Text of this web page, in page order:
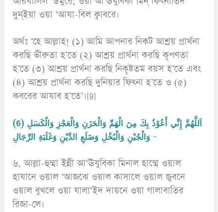
দুন্ইয়া ওয়া ‘আযা-বিল ক্বাবরে।
অর্থঃ ‘হে আল্লাহ! (১) আমি আপনার নিকট আশ্রয় প্রার্থনা
করছি ভীরুতা হ’তে (২) আশ্রয় প্রার্থনা করছি কৃপণতা
হ’তে (৩) আশ্রয় প্রার্থনা করছি নিকৃষ্টতম বয়স হ’তে এবং
(৪) আশ্রয় প্রার্থনা করছি দুনিয়ার ফিৎনা হ’তে ও (৫)
কবরের আযাব হ’তে’।[9]
(6) اَللَّهُمَّ إِنِّي أَعُوْذُ بِكَ مِنَ الْهَمِّ وَالْحَزَنِ وَالْعَجْزِ وَالْكَسَلِ
وَالْجُبْنِ وَالْبُخْلِ وَضَلَعِ الدَّيْنِ وَغَلَبَةِ الرِّجَالِ –
৬. আল্লা-হুম্মা ইন্নী আ‘ঊযুবিকা মিনাল হাম্মে ওয়াল
হাযানে ওয়াল ‘আজঝে ওয়াল কাসালে ওয়াল জুবনে
ওয়াল বুখলে ওয়া যালা‘ইদ দায়নে ওয়া গালাবাতির
রিজা-লে।